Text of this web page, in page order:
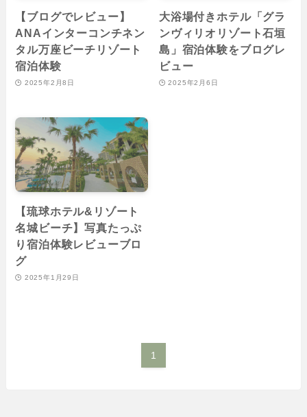
【ブログでレビュー】
ANAインターコンチネン
タル万座ビーチリゾート
宿泊体験
2025年2月8日
大浴場付きホテル「グラ
ンヴィリオリゾート石垣
島」宿泊体験をブログレ
ビュー
2025年2月6日
【琉球ホテル&リゾート
名城ビーチ】写真たっぷ
り宿泊体験レビューブロ
グ
2025年1月29日
1